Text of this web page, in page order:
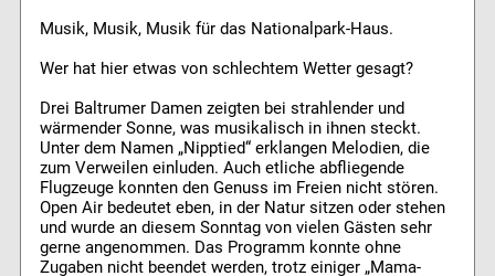
Musik, Musik, Musik für das Nationalpark-Haus.
Wer hat hier etwas von schlechtem Wetter gesagt?
Drei Baltrumer Damen zeigten bei strahlender und
wärmender Sonne, was musikalisch in ihnen steckt.
Unter dem Namen „Nipptied“ erklangen Melodien, die
zum Verweilen einluden. Auch etliche abfliegende
Flugzeuge konnten den Genuss im Freien nicht stören.
Open Air bedeutet eben, in der Natur sitzen oder stehen
und wurde an diesem Sonntag von vielen Gästen sehr
gerne angenommen. Das Programm konnte ohne
Zugaben nicht beendet werden, trotz einiger „Mama-